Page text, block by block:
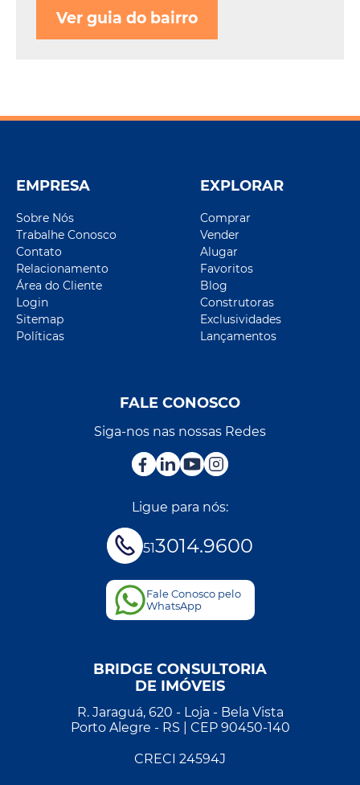
Ver guia do bairro
EMPRESA
Sobre Nós
Trabalhe Conosco
Contato
Relacionamento
Área do Cliente
Login
Sitemap
Políticas
EXPLORAR
Comprar
Vender
Alugar
Favoritos
Blog
Construtoras
Exclusividades
Lançamentos
FALE CONOSCO
Siga-nos nas nossas Redes
Ligue para nós:
513014.9600
Fale Conosco pelo
WhatsApp
BRIDGE CONSULTORIA
DE IMÓVEIS
R. Jaraguá, 620 - Loja - Bela Vista
Porto Alegre - RS | CEP 90450-140
CRECI 24594J